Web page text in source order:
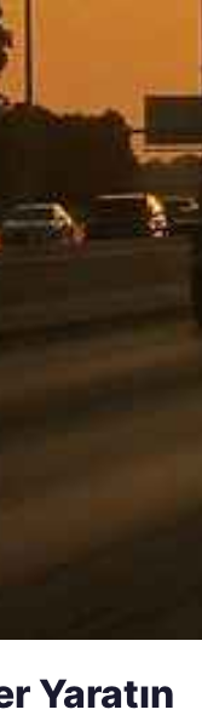
Yaratın